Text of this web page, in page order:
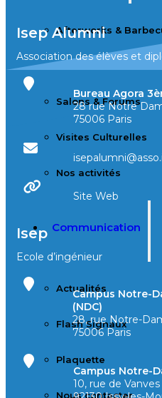
Afterworks &
Salons & Forums
Visites Culturelles
Nos activités
Communication
Actualités
Flash Signaux
Plaquette
Nous contacter
Isep Alumni
Association des élèves et
Bureau Agora
28 rue Notre
75006 Paris
Site Web
Isep
Ecole d’ingénieur
Campus Notre-
(NDC)
28, rue Notre-
75006 Paris
Campus Notre-
10, rue de Vanves